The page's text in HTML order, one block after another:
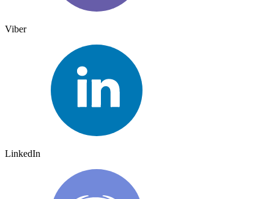
Viber
LinkedIn